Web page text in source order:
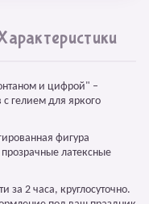
и цифрой" –
гелием для яркого
фигура
латексные
за 2 часа, круглосуточно.